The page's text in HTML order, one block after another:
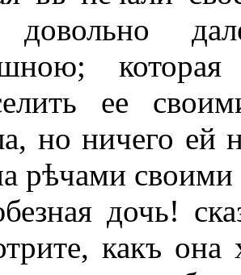
довольно
ее
но ничего ей
рѣчами своими
дочь!
какъ она